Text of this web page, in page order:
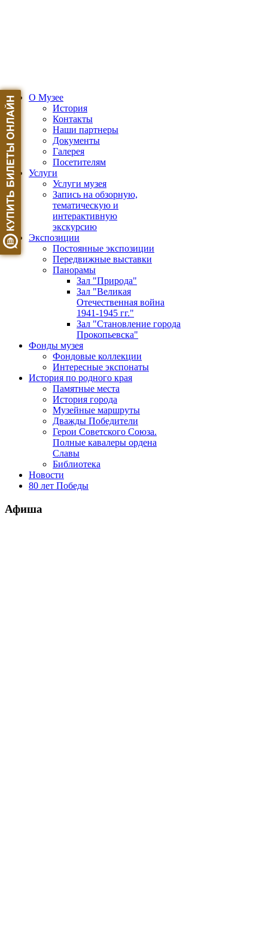
О Музее
История
Контакты
Наши партнеры
Документы
Галерея
Посетителям
Услуги
Услуги музея
Запись на обзорную,
тематическую и
интерактивную
экскурсию
Экспозиции
Постоянные экспозиции
Передвижные выставки
Панорамы
Зал "Природа"
Зал "Великая
Отечественная война
1941-1945 гг."
Зал "Становление города
Прокопьевска"
Фонды музея
Фондовые коллекции
Интересные экспонаты
История по родного края
Памятные места
История города
Музейные маршруты
Дважды Победители
Герои Советского Союза.
Полные кавалеры ордена
Славы
Библиотека
Новости
80 лет Победы
Афиша